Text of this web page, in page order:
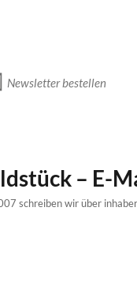
Newsletter bestellen
– E-
schreiben wir über